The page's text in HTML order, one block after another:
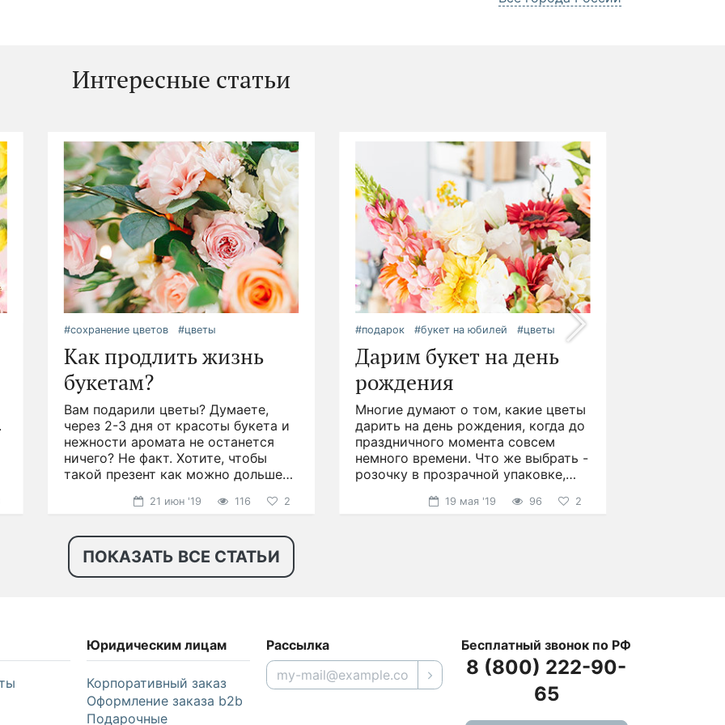
Интересные статьи
#сохранение цветов #цветы
Как продлить жизнь
букетам?
Вам подарили цветы? Думаете,
через 2-3 дня от красоты букета и
нежности аромата не останется
ничего? Не факт. Хотите, чтобы
такой презент как можно дольше
21 июн '19 116 2
#подарок #букет на юбилей #цветы
Дарим букет на день
рождения
Многие думают о том, какие цветы
дарить на день рождения, когда до
праздничного момента совсем
немного времени. Что же выбрать -
розочку в прозрачной упаковке,
19 мая '19 96 2
ПОКАЗАТЬ ВСЕ СТАТЬИ
Юридическим лицам
Корпоративный заказ
Оформление заказа b2b
Подарочные
Рассылка Бесплатный звонок по РФ
8 (800) 222-90-
65